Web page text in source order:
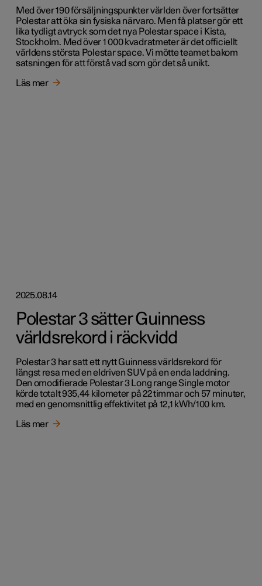
Med över 190 försäljningspunkter världen över fortsätter
Polestar att öka sin fysiska närvaro. Men få platser gör ett
lika tydligt avtryck som det nya Polestar space i Kista,
Stockholm. Med över 1 000 kvadratmeter är det officiellt
världens största Polestar space. Vi mötte teamet bakom
satsningen för att förstå vad som gör det så unikt.
Läs mer
2025.08.14
Polestar 3 sätter Guinness
världsrekord i räckvidd
Polestar 3 har satt ett nytt Guinness världsrekord för
längst resa med en eldriven SUV på en enda laddning.
Den omodifierade Polestar 3 Long range Single motor
körde totalt 935,44 kilometer på 22 timmar och 57 minuter,
med en genomsnittlig effektivitet på 12,1 kWh/100 km.
Läs mer